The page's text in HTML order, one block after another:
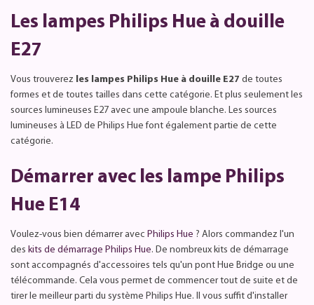
Les lampes Philips Hue à douille
E27
Vous trouverez les lampes Philips Hue à douille E27 de toutes
formes et de toutes tailles dans cette catégorie. Et plus seulement les
sources lumineuses E27 avec une ampoule blanche. Les sources
lumineuses à LED de Philips Hue font également partie de cette
catégorie.
Démarrer avec les lampe Philips
Hue E14
Voulez-vous bien démarrer avec Philips Hue ? Alors commandez l'un
des kits de démarrage Philips Hue. De nombreux kits de démarrage
sont accompagnés d'accessoires tels qu'un pont Hue Bridge ou une
télécommande. Cela vous permet de commencer tout de suite et de
tirer le meilleur parti du système Philips Hue. Il vous suffit d'installer